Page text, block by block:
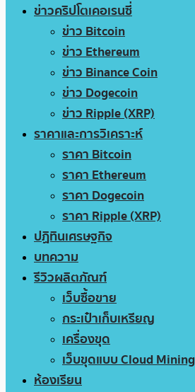
ข่าวคริปโตเคอเรนซี่
ข่าว Bitcoin
ข่าว Ethereum
ข่าว Binance Coin
ข่าว Dogecoin
ข่าว Ripple (XRP)
ราคาและการวิเคราะห์
ราคา Bitcoin
ราคา Ethereum
ราคา Dogecoin
ราคา Ripple (XRP)
ปฏิทินเศรษฐกิจ
บทความ
รีวิวผลิตภัณฑ์
เว็บซื้อขาย
กระเป๋าเก็บเหรียญ
เครื่องขุด
เว็บขุดแบบ Cloud Mining
ห้องเรียน